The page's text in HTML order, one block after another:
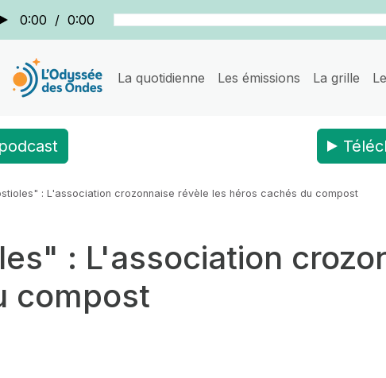
0:00 / 0:00
La quotidienne Les émissions La grille
: L'association crozonnaise révèle les héros cachés du compost
: L'association
compost